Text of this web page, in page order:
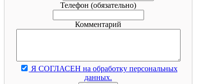
Телефон (обязательно)
Комментарий
Я СОГЛАСЕН на обработку персональных
данных.